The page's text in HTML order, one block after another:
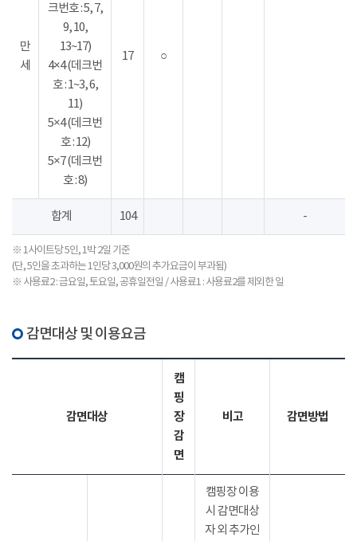
만
세
크번호 : 5, 7,
9, 10,
13~17)
4×4 (데크번
호 : 1~3, 6,
11)
5×4 (데크번
호 : 12)
5×7 (데크번
호 : 8)
17 ○
합계 104 -
※ 1사이트당 5인, 1박 2일 기준
(단, 5인을 초과하는 1인당 3,000원의 추가요금이 부과됨)
※ 사용료2 : 금요일, 토요일, 공휴일전일 / 사용료1 : 사용료2를 제외한 일
감면대상 및 이용요금
감면대상
캠
핑
장
감
면
비고 감면방법
캠핑장 이용
시 감면대상
자 외 추가인